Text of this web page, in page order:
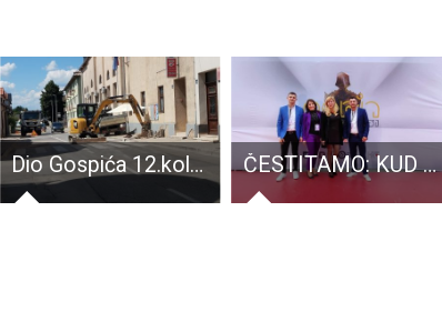
Dio Gospića 12.kolovoza bit će bez pitke vode ČESTITAMO: KUD Dangubice iz Kutereva dobitnik nagrade Porin!!!